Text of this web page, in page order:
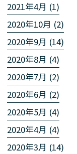
2021年4月 (1)
2020年10月 (2)
2020年9月 (14)
2020年8月 (4)
2020年7月 (2)
2020年6月 (2)
2020年5月 (4)
2020年4月 (4)
2020年3月 (14)